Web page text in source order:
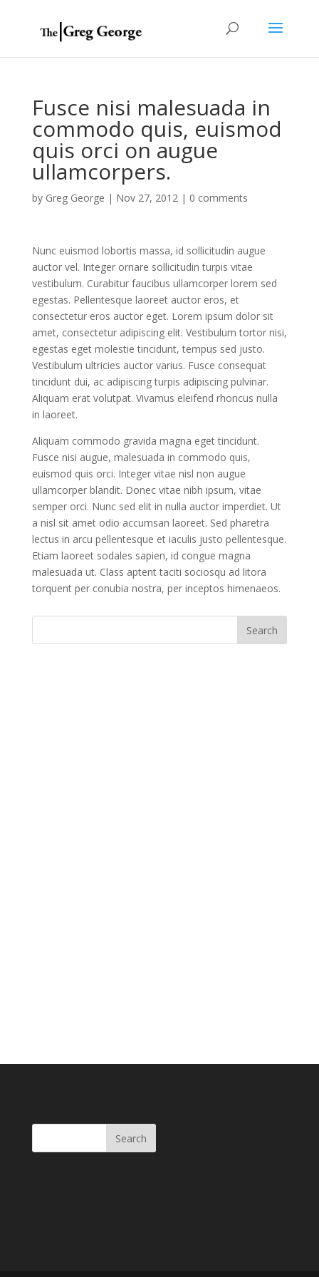
Fusce nisi malesuada in
commodo quis, euismod
quis orci on augue
ullamcorpers.
by Greg George | Nov 27, 2012| 0 comments
Nunc euismod lobortis massa, id sollicitudin augue
auctor vel. Integer ornare sollicitudin turpis vitae
vestibulum. Curabitur faucibus ullamcorper lorem sed
egestas. Pellentesque laoreet auctor eros, et
consectetur eros auctor eget. Lorem ipsum dolor sit
amet, consectetur adipiscing elit. Vestibulum tortor nisi,
egestas eget molestie tincidunt, tempus sed justo.
Vestibulum ultricies auctor varius. Fusce consequat
tincidunt dui, ac adipiscing turpis adipiscing pulvinar.
Aliquam erat volutpat. Vivamus eleifend rhoncus nulla
in laoreet.
Aliquam commodo gravida magna eget tincidunt.
Fusce nisi augue, malesuada in commodo quis,
euismod quis orci. Integer vitae nisl non augue
ullamcorper blandit. Donec vitae nibh ipsum, vitae
semper orci. Nunc sed elit in nulla auctor imperdiet. Ut
a nisl sit amet odio accumsan laoreet. Sed pharetra
lectus in arcu pellentesque et iaculis justo pellentesque.
Etiam laoreet sodales sapien, id congue magna
malesuada ut. Class aptent taciti sociosqu ad litora
torquent per conubia nostra, per inceptos himenaeos.